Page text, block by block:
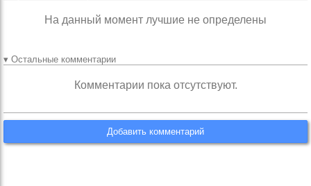
На данный момент лучшие не определены
▾ Остальные комментарии
Комментарии пока отсутствуют.
Добавить комментарий